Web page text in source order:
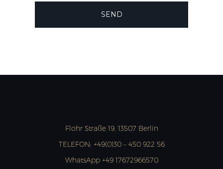
Flohr Straße 19, 13507 Berlin
TELEFON: +49(0)30 – 450 922 56
WhatsApp +49 17672966570